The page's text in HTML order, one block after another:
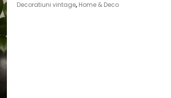
Decoratiuni vintage, Home & Deco